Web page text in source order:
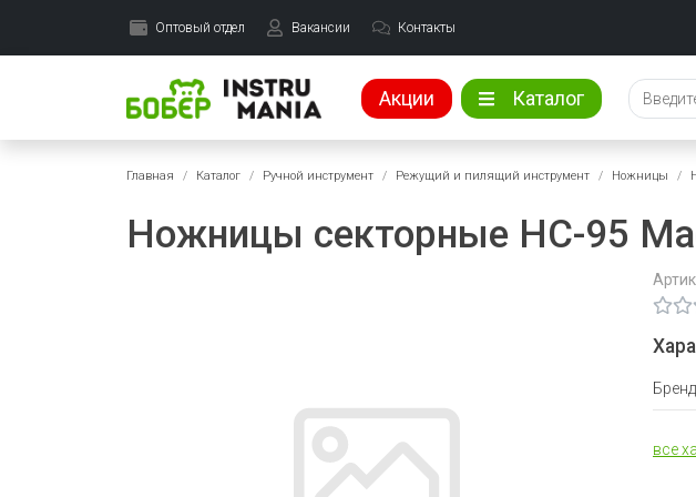
Оптовый отдел Вакансии Контакты
Акции Каталог
Главная Каталог Ручной инструмент Режущий и пилящий инструмент Ножницы
Ножницы секторные НС-95
Бренд
все